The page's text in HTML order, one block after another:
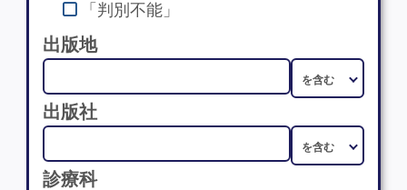
「判別不能」
出版地
出版社
診療科